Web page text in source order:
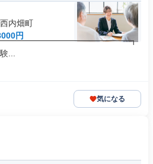
内畑町
円
...
気になる